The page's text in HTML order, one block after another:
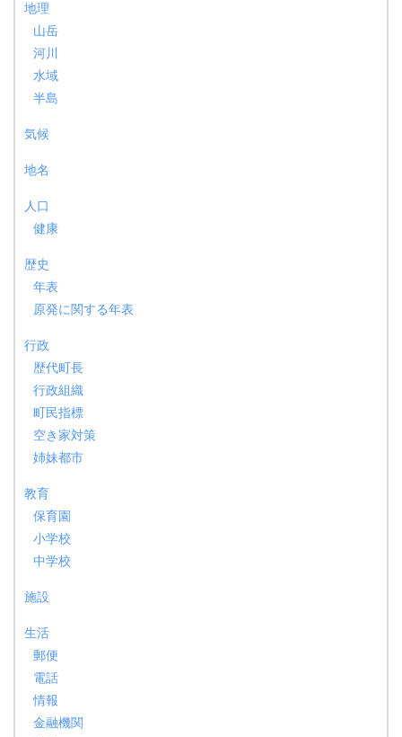
地理
山岳
河川
水域
半島
気候
地名
人口
健康
歴史
年表
原発に関する年表
行政
歴代町長
行政組織
町民指標
空き家対策
姉妹都市
教育
保育園
小学校
中学校
施設
生活
郵便
電話
情報
金融機関